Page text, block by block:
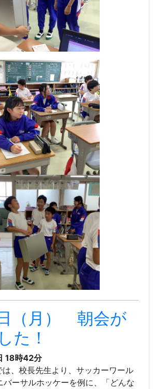
（月） 朝会が
た！
18時42分
、校長先生より、サッカーワール
バーサルホッケーを例に、「どんな